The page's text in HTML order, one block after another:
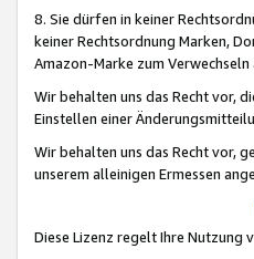
8. Sie dürfen in keiner
keiner Rechtsordnung Marken,
Amazon-Marke zum Verwechseln
Wir behalten uns das Recht vor,
Einstellen einer
Wir behalten uns das Recht vor,
unserem alleinigen Ermessen
Diese Lizenz regelt Ihre Nutzung